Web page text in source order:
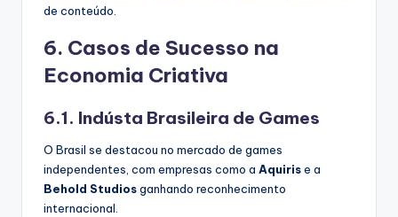
de conteúdo.
6. Casos de Sucesso na
Economia Criativa
6.1. Indústa Brasileira de Games
O Brasil se destacou no mercado de games
independentes, com empresas como a Aquirise a
Behold Studiosganhando reconhecimento
internacional.